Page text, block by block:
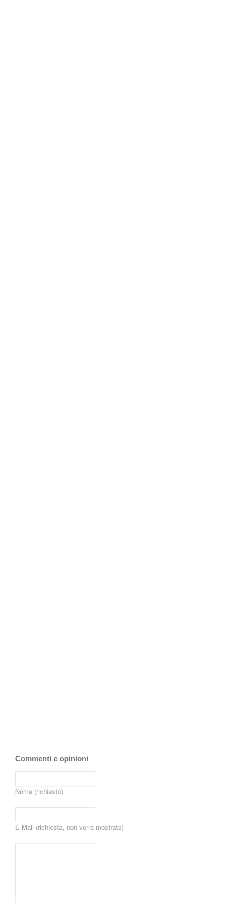
Commenti e opinioni
Nome (richiesto)
E-Mail (richiesta, non verrà mostrata)